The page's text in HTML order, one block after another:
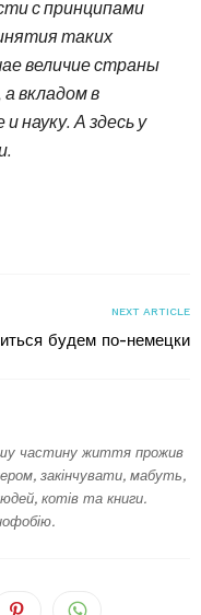
с принципами
таких
величие страны
вкладом в
науку. А здесь у
NEXT ARTICLE
будем по-немецки
частину життя прожив
закінчувати, мабуть,
котів та книги.